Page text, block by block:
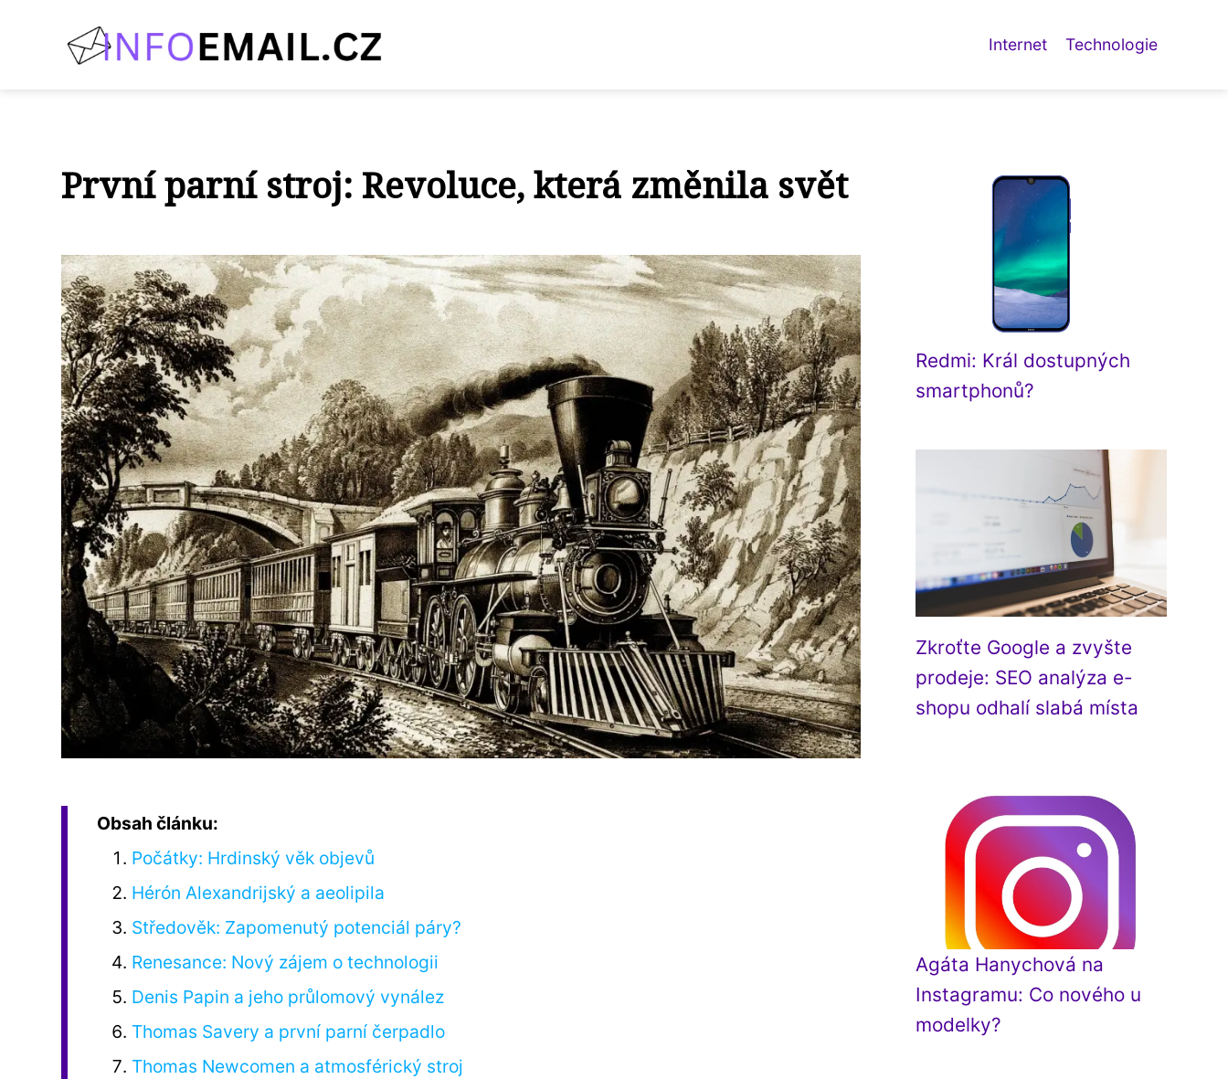
Internet Technologie
První parní stroj: Revoluce, která změnila svět
Obsah článku:
Počátky: Hrdinský věk objevů
Hérón Alexandrijský a aeolipila
Středověk: Zapomenutý potenciál páry?
Renesance: Nový zájem o technologii
Denis Papin a jeho průlomový vynález
Thomas Savery a první parní čerpadlo
Thomas Newcomen a atmosférický stroj
Redmi: Král dostupných
smartphonů?
Zkroťte Google a zvyšte
prodeje: SEO analýza e-
shopu odhalí slabá místa
Agáta Hanychová na
Instagramu: Co nového u
modelky?